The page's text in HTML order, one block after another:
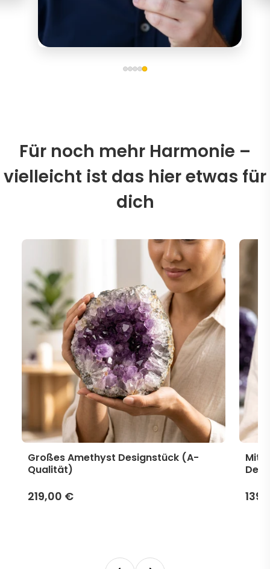
Für noch mehr Harmonie –
vielleicht ist das hier etwas für
dich
Großes Amethyst Designstück (A-
Qualität)
219,00 €